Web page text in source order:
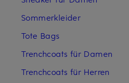
Sommerkleider
Tote Bags
Trenchcoats für Damen
Trenchcoats für Herren